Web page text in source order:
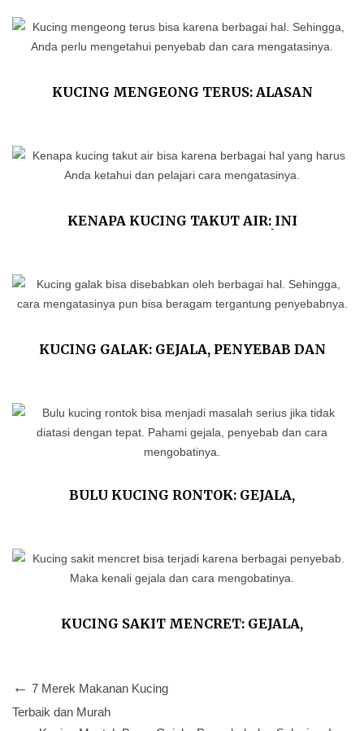
KUCING MENGEONG TERUS: ALASAN
KENAPA KUCING TAKUT AIR: INI
KUCING GALAK: GEJALA, PENYEBAB DAN
BULU KUCING RONTOK: GEJALA,
KUCING SAKIT MENCRET: GEJALA,
7 Merek Makanan Kucing
Terbaik dan Murah